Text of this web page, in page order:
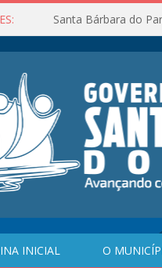
Santa Bárbara do
INICIAL O